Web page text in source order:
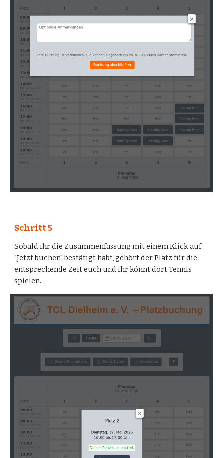
Schritt5
Sobald ihr die Zusammenfassung mit einem Klick auf
"Jetzt buchen" bestätigt habt, gehört der Platz für die
entsprechende Zeit euch und ihr könnt dort Tennis
spielen.